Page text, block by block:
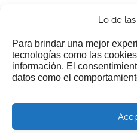
Lo de
Para brindar una mejor
tecnologías como las
información. El
datos como el
¿Nos invitas a un
Si te gusta nuestra web